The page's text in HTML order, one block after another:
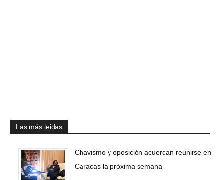
Las más leidas
Chavismo y oposición acuerdan reunirse en
Caracas la próxima semana